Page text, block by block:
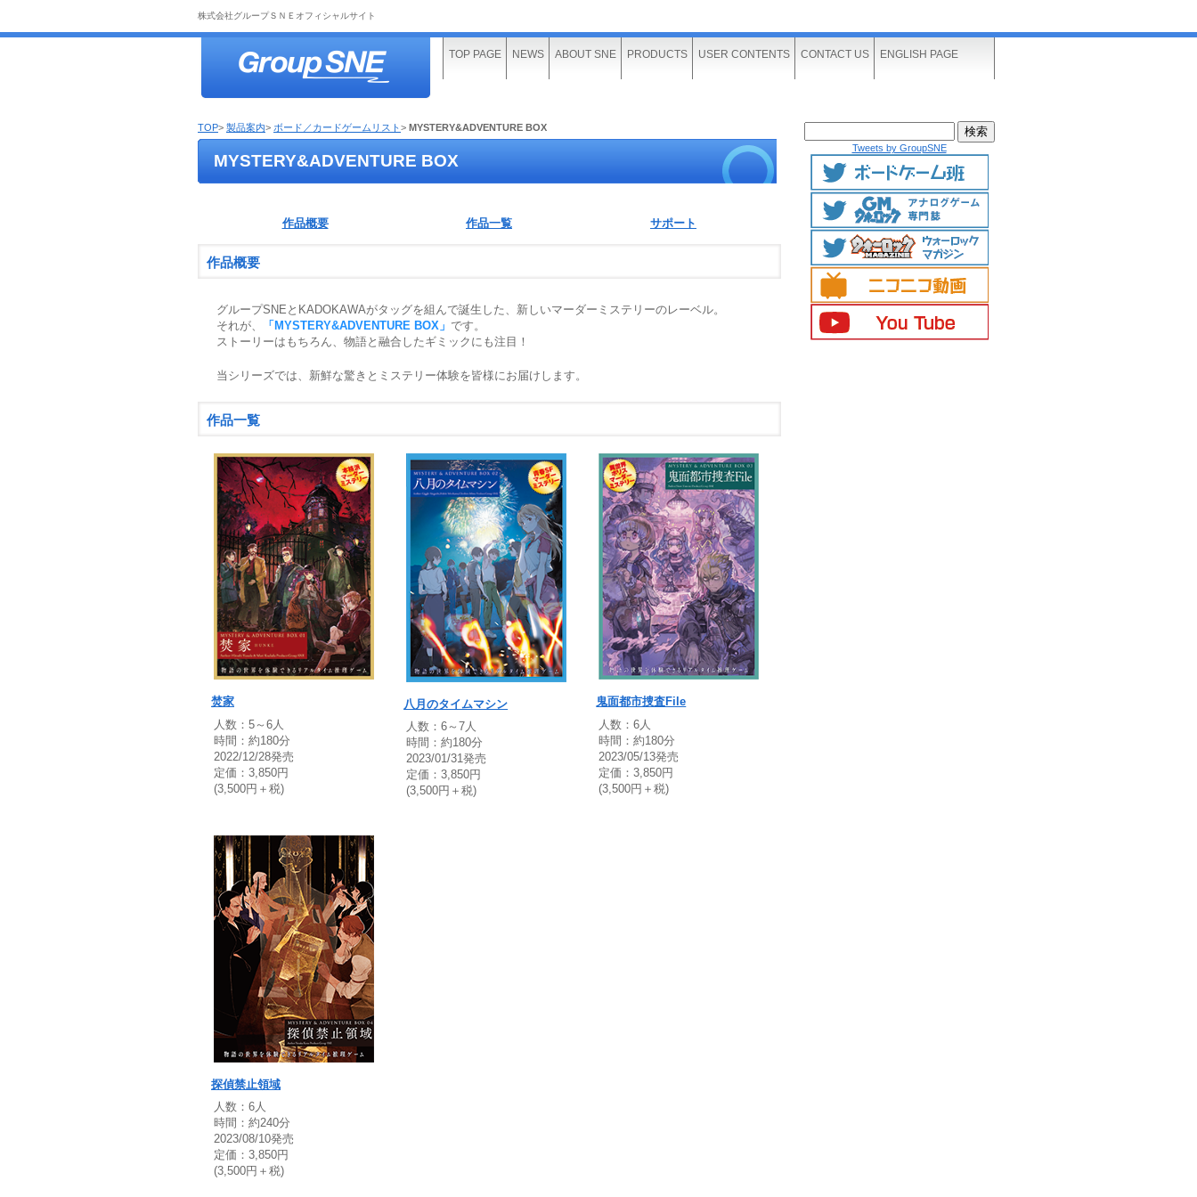
株式会社グループＳＮＥオフィシャルサイト
TOP> 製品案内> ボード／カードゲームリスト> MYSTERY&ADVENTURE BOX
MYSTERY&ADVENTURE BOX
作品概要 作品一覧 サポート
作品概要
グループSNEとKADOKAWAがタッグを組んで誕生した、新しいマーダーミステリーのレーベル。
それが、
「MYSTERY&ADVENTURE BOX」 です。
ストーリーはもちろん、物語と融合したギミックにも注目！
当シリーズでは、新鮮な驚きとミステリー体験を皆様にお届けします。
作品一覧
焚家
人数：5～6人
時間：約180分
2022/12/28発売
定価：3,850円
(3,500円＋税)
八月のタイムマシン
人数：6～7人
時間：約180分
2023/01/31発売
定価：3,850円
(3,500円＋税)
鬼面都市捜査File
人数：6人
時間：約180分
2023/05/13発売
定価：3,850円
(3,500円＋税)
探偵禁止領域
人数：6人
時間：約240分
2023/08/10発売
定価：3,850円
(3,500円＋税)
TOP PAGE NEWS ABOUT SNE PRODUCTS USER CONTENTS CONTACT US ENGLISH PAGE
Tweets by GroupSNE